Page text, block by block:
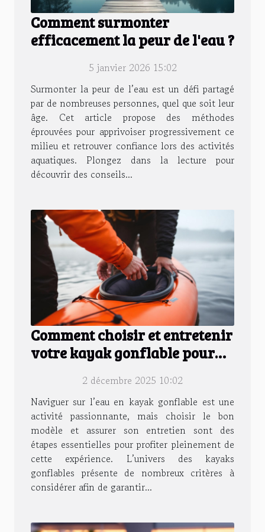
Comment surmonter
efficacement la peur de l'eau ?
5 janvier 2026 15:02
Surmonter la peur de l’eau est un défi partagé
par de nombreuses personnes, quel que soit leur
âge. Cet article propose des méthodes
éprouvées pour apprivoiser progressivement ce
milieu et retrouver confiance lors des activités
aquatiques. Plongez dans la lecture pour
découvrir des conseils...
Comment choisir et entretenir
votre kayak gonflable pour
2 décembre 2025 10:02
Naviguer sur l’eau en kayak gonflable est une
activité passionnante, mais choisir le bon
modèle et assurer son entretien sont des
étapes essentielles pour profiter pleinement de
cette expérience. L’univers des kayaks
gonflables présente de nombreux critères à
considérer afin de garantir...